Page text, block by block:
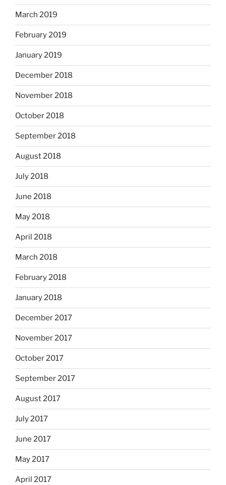
March 2019
February 2019
January 2019
December 2018
November 2018
October 2018
September 2018
August 2018
July 2018
June 2018
May 2018
April 2018
March 2018
February 2018
January 2018
December 2017
November 2017
October 2017
September 2017
August 2017
July 2017
June 2017
May 2017
April 2017